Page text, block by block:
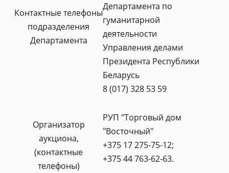
Контактные телефоны
подразделения
Департамента
Департамента по
гуманитарной
деятельности
Управления делами
Президента Республики
Беларусь
8 (017) 328 53 59
Организатор
аукциона,
(контактные
телефоны)
РУП "Торговый дом
"Восточный"
+375 17 275-75-12;
+375 44 763-62-63.